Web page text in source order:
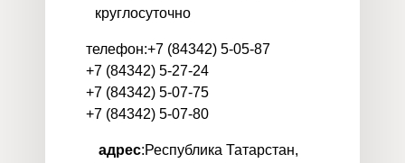
круглосуточно
телефон:+7 (84342) 5-05-87
+7 (84342) 5-27-24
+7 (84342) 5-07-75
+7 (84342) 5-07-80
адрес:Республика Татарстан,